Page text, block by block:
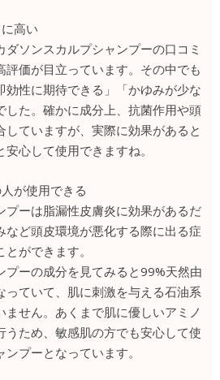
高い
ソンスカルプシャンプーの口コミ
評価が目立っています。その中でも
効性に期待できる」「かゆみが少な
した。確かに成分上、抗菌作用や頭
していますが、実際に効果があると
心して使用できますね。
が使用できる
プーは脂漏性皮膚炎に効果があるだ
など頭皮環境が悪化する際に出る症
ができます。
プーの成分を見てみると99%天然由
っていて、肌に刺激を与える石油系
せん。あくまで肌に優しいアミノ
うため、敏感肌の方でも安心して使
プーとなっています。